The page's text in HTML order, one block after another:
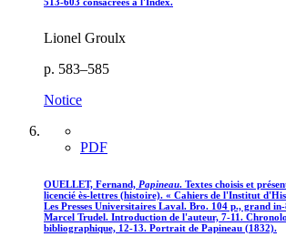
Lionel Groulx
p. 583–585
Notice
PDF
OUELLET, Fernand, Papineau. Textes choisis et
licencié ès-lettres (histoire). « Cahiers de l'Institut
Les Presses Universitaires Laval. Bro. 104 p., grand
Marcel Trudel. Introduction de l'auteur, 7-11.
bibliographique, 12-13. Portrait de Papineau (1832).